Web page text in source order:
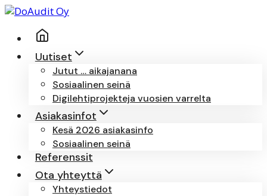
Siirry
Uutiset
Jutut … aikajanana
Sosiaalinen seinä
Digilehtiprojekteja vuosien varrelta
Asiakasinfot
Kesä 2026 asiakasinfo
Sosiaalinen seinä
Referenssit
Ota yhteyttä
Yhteystiedot